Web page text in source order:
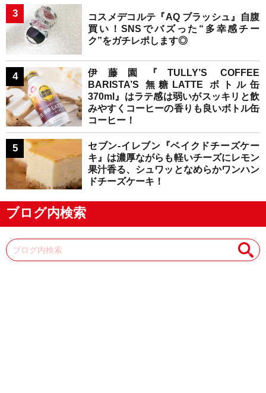
コスメデコルテ『AQ ブラッシュ』自腹
買い！SNSでバズった“多幸感チー
ク”をガチレポします◎
伊藤園『TULLY’S COFFEE
BARISTA’S 無糖LATTE ボトル缶
370ml』はラテ感は弱いがスッキリと飲
みやすくコーヒーの香りも良いボトル缶
コーヒー！
セブン-イレブン『ベイクドチーズケー
キ』は濃厚ながらも軽いチーズにレモン
果汁香る、シュワッとなめらかワンハン
ドチーズケーキ！
ブログ内検索